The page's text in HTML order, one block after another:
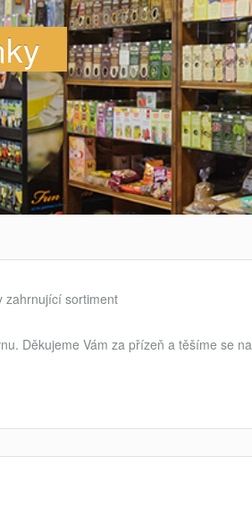
zahrnující sortiment
Děkujeme Vám za přízeň a těšíme se na